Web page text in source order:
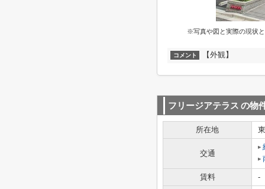
※写真や図と実際の現状
コメント 【外観】
フリージアテラス の物
所在地
交通
賃料
-